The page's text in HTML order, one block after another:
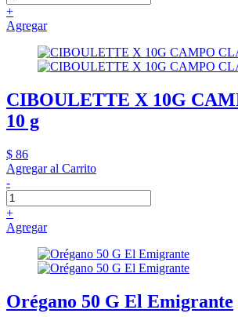
+
Agregar
CIBOULETTE X 10G
10 g
$ 86
Agregar al Carrito
-
+
Agregar
Orégano 50 G El Emigrante